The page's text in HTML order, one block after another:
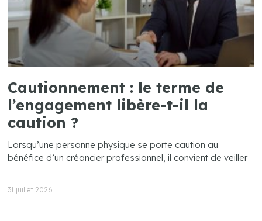
Cautionnement : le terme de
l’engagement libère-t-il la
caution ?
Lorsqu’une personne physique se porte caution au
bénéfice d’un créancier professionnel, il convient de veiller
31 juillet 2026